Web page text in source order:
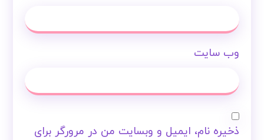
وب‌ سایت
ذخیره نام، ایمیل و وبسایت من در مرورگر برای